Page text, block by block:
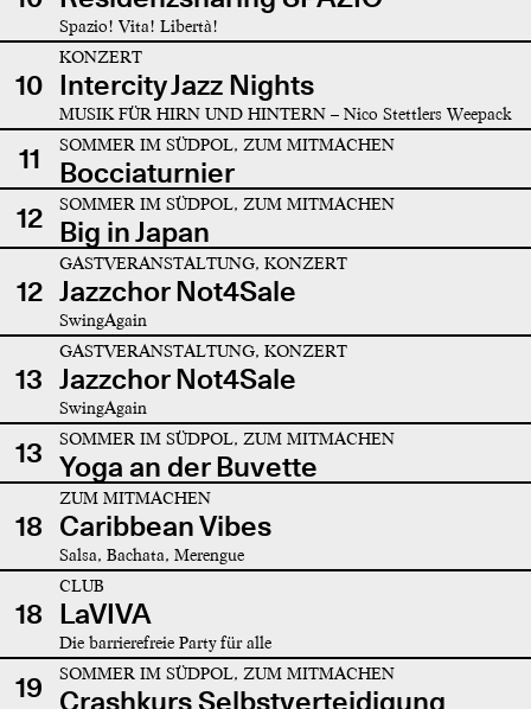
Spazio! Vita! Libertà!
10
KONZERT
Intercity Jazz Nights
MUSIK FÜR HIRN UND HINTERN – Nico Stettlers Weepack
11 SOMMER IM SÜDPOL, ZUM MITMACHEN
Bocciaturnier
12
SOMMER IM SÜDPOL, ZUM MITMACHEN
Big in Japan
12
GASTVERANSTALTUNG, KONZERT
Jazzchor Not4Sale
SwingAgain
13
GASTVERANSTALTUNG, KONZERT
Jazzchor Not4Sale
SwingAgain
13 SOMMER IM SÜDPOL, ZUM MITMACHEN
Yoga an der Buvette
18
ZUM MITMACHEN
Caribbean Vibes
Salsa, Bachata, Merengue
18
CLUB
LaVIVA
Die barrierefreie Party für alle
19 SOMMER IM SÜDPOL, ZUM MITMACHEN
Crashkurs Selbstverteidigung